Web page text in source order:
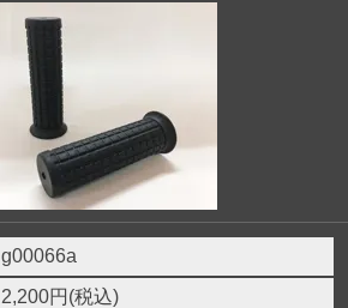
g00066a
2,200円(税込)